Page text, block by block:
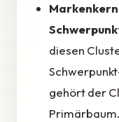
diesen
gehört der
Primärbaum.